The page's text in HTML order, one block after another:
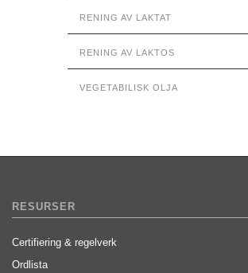
RENING AV LAKTAT
RENING AV LAKTOS
VEGETABILISK OLJA
RESURSER
Certifiering & regelverk
Ordlista